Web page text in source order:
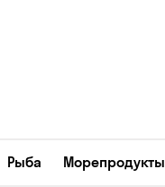
Рыба Морепродукты